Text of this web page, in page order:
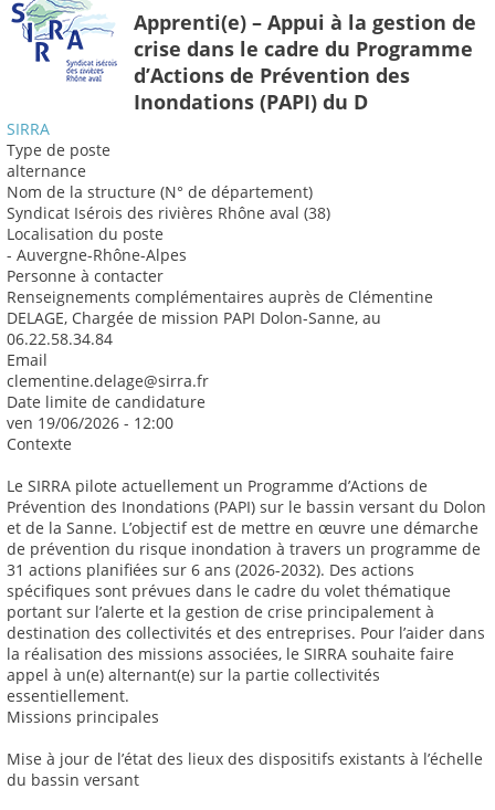
Apprenti(e) – Appui à la gestion de
crise dans le cadre du Programme
d’Actions de Prévention des
Inondations (PAPI) du D
SIRRA
Type de poste
alternance
Nom de la structure (N° de département)
Syndicat Isérois des rivières Rhône aval (38)
Localisation du poste
- Auvergne-Rhône-Alpes
Personne à contacter
Renseignements complémentaires auprès de Clémentine
DELAGE, Chargée de mission PAPI Dolon-Sanne, au
06.22.58.34.84
Email
clementine.delage@sirra.fr
Date limite de candidature
ven 19/06/2026 - 12:00
Contexte
Le SIRRA pilote actuellement un Programme d’Actions de
Prévention des Inondations (PAPI) sur le bassin versant du Dolon
et de la Sanne. L’objectif est de mettre en œuvre une démarche
de prévention du risque inondation à travers un programme de
31 actions planifiées sur 6 ans (2026-2032). Des actions
spécifiques sont prévues dans le cadre du volet thématique
portant sur l’alerte et la gestion de crise principalement à
destination des collectivités et des entreprises. Pour l’aider dans
la réalisation des missions associées, le SIRRA souhaite faire
appel à un(e) alternant(e) sur la partie collectivités
essentiellement.
Missions principales
Mise à jour de l’état des lieux des dispositifs existants à l’échelle
du bassin versant